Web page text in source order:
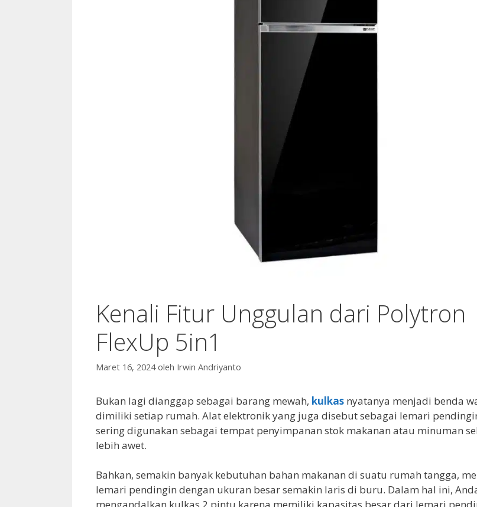
Kenali Fitur Unggulan dari Polytron
FlexUp 5in1
Maret 16, 2024 oleh Irwin Andriyanto
Bukan lagi dianggap sebagai barang mewah, kulkas nyatanya menjadi benda
dimiliki setiap rumah. Alat elektronik yang juga disebut sebagai lemari
sering digunakan sebagai tempat penyimpanan stok makanan atau minuman
lebih awet.
Bahkan, semakin banyak kebutuhan bahan makanan di suatu rumah tangga,
lemari pendingin dengan ukuran besar semakin laris di buru. Dalam hal ini,